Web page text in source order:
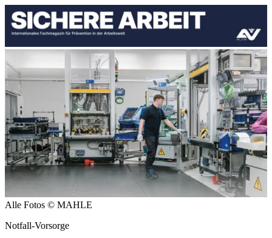
Alle Fotos © MAHLE
Notfall-Vorsorge